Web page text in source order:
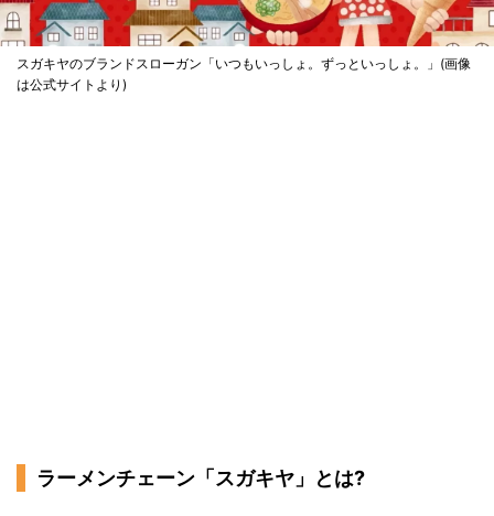
スガキヤのブランドスローガン「いつもいっしょ。ずっといっしょ。」(画像
は公式サイトより)
ラーメンチェーン「スガキヤ」とは?